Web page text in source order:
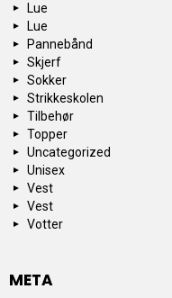
Lue
Lue
Pannebånd
Skjerf
Sokker
Strikkeskolen
Tilbehør
Topper
Uncategorized
Unisex
Vest
Vest
Votter
META